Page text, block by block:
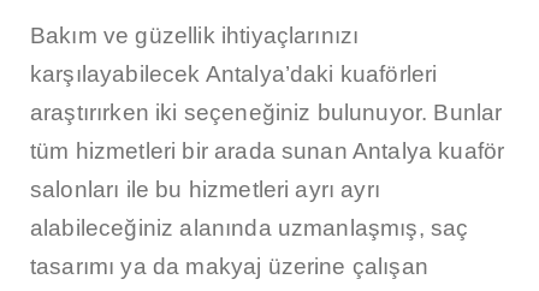
Bakım ve güzellik ihtiyaçlarınızı
karşılayabilecek Antalya’daki kuaförleri
araştırırken iki seçeneğiniz bulunuyor. Bunlar
tüm hizmetleri bir arada sunan Antalya kuaför
salonları ile bu hizmetleri ayrı ayrı
alabileceğiniz alanında uzmanlaşmış, saç
tasarımı ya da makyaj üzerine çalışan